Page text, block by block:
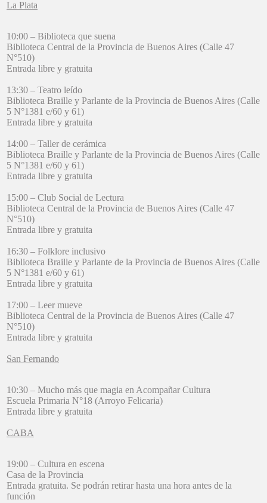
La Plata
10:00 – Biblioteca que suena
Biblioteca Central de la Provincia de Buenos Aires (Calle 47
N°510)
Entrada libre y gratuita
13:30 – Teatro leído
Biblioteca Braille y Parlante de la Provincia de Buenos Aires (Calle
5 N°1381 e/60 y 61)
Entrada libre y gratuita
14:00 – Taller de cerámica
Biblioteca Braille y Parlante de la Provincia de Buenos Aires (Calle
5 N°1381 e/60 y 61)
Entrada libre y gratuita
15:00 – Club Social de Lectura
Biblioteca Central de la Provincia de Buenos Aires (Calle 47
N°510)
Entrada libre y gratuita
16:30 – Folklore inclusivo
Biblioteca Braille y Parlante de la Provincia de Buenos Aires (Calle
5 N°1381 e/60 y 61)
Entrada libre y gratuita
17:00 – Leer mueve
Biblioteca Central de la Provincia de Buenos Aires (Calle 47
N°510)
Entrada libre y gratuita
San Fernando
10:30 – Mucho más que magia en Acompañar Cultura
Escuela Primaria N°18 (Arroyo Felicaria)
Entrada libre y gratuita
CABA
19:00 – Cultura en escena
Casa de la Provincia
Entrada gratuita. Se podrán retirar hasta una hora antes de la
función